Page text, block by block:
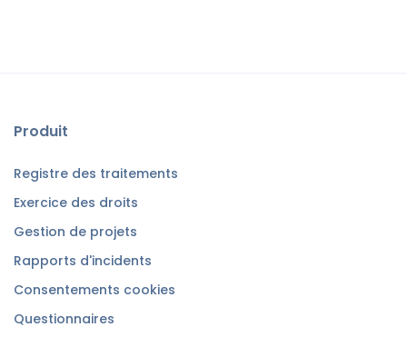
Produit
Registre des traitements
Exercice des droits
Gestion de projets
Rapports d'incidents
Consentements cookies
Questionnaires